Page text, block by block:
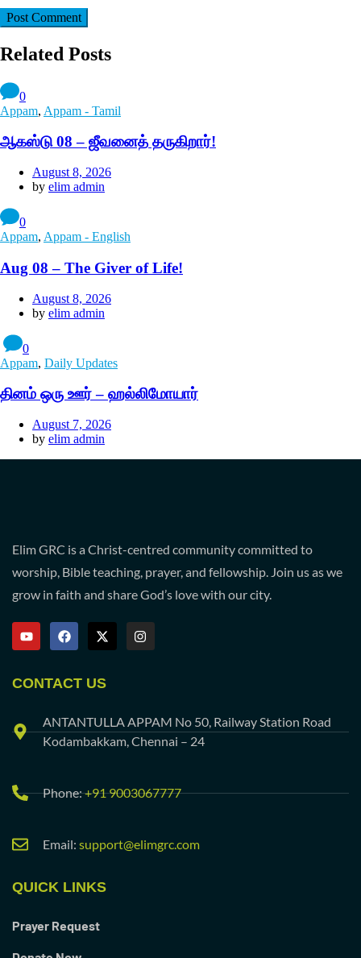
Related Posts
0
Appam, Appam - Tamil
ஆகஸ்டு 08 – ஜீவனைத் தருகிறார்!
August 8, 2026
by elim admin
0
Appam, Appam - English
Aug 08 – The Giver of Life!
August 8, 2026
by elim admin
0
Appam, Daily Updates
தினம் ஒரு ஊர் – ஹல்லிமோயார்
August 7, 2026
by elim admin
Elim GRC is a Christ-centred community committed to
worship, Bible teaching, prayer, and fellowship. Join us as we
grow in faith and share God’s love with our city.
CONTACT US
ANTANTULLA APPAM No 50, Railway Station Road
Kodambakkam, Chennai – 24
Phone:+91 9003067777
Email: support@elimgrc.com
QUICK LINKS
Prayer Request